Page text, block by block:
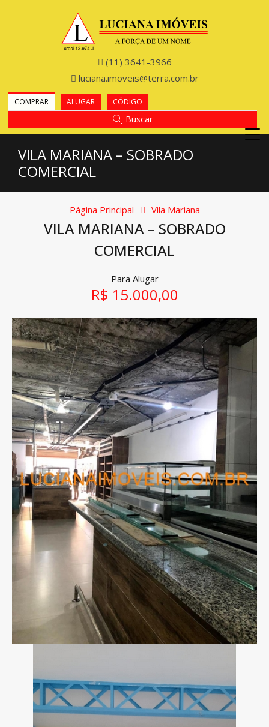
(11) 3641-3966
luciana.imoveis@terra.com.br
COMPRAR ALUGAR CÓDIGO
Buscar
VILA MARIANA – SOBRADO
COMERCIAL
Página Principal Vila Mariana
VILA MARIANA – SOBRADO
COMERCIAL
Para Alugar
R$ 15.000,00